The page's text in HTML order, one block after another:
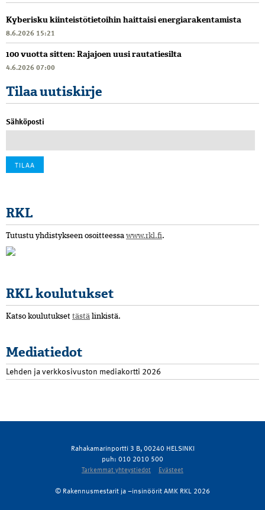
Kyberisku kiinteistötietoihin haittaisi energiarakentamista
8.6.2026 15:21
100 vuotta sitten: Rajajoen uusi rautatiesilta
4.6.2026 07:00
Tilaa uutiskirje
Sähköposti
RKL
Tutustu yhdistykseen osoitteessa www.rkl.fi.
RKL koulutukset
Katso koulutukset tästä linkistä.
Mediatiedot
Lehden ja verkkosivuston mediakortti 2026
Rahakamarinportti 3 B, 00240 HELSINKI
puh: 010 2010 500
Tarkemmat yhteystiedot Evästeet
© Rakennusmestarit ja –insinöörit AMK RKL 2026